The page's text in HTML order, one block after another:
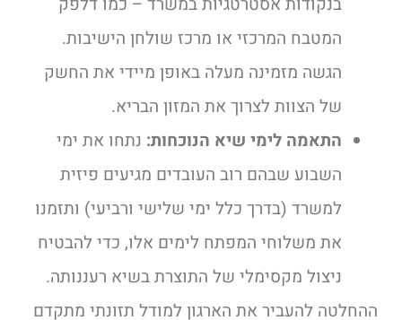
המטבח המרכזי או מרכז שולחן הישיבות.
הגשה מזמינה מעלה באופן מיידי את החשק
של הצוות לצרוך את המזון הבריא.
התאמה לימי שיא הנוכחות: נתחו את ימי
השבוע שבהם רוב העובדים מגיעים פיזית
למשרד (בדרך כלל ימי שלישי ורביעי) ותזמנו
את משלוחי המפתח לימים אלו, כדי להבטיח
ניצול מקסימלי של התוצרת בשיא רעננותה.
ההחלטה להעביר את הארגון למודל תזונתי מתקדם